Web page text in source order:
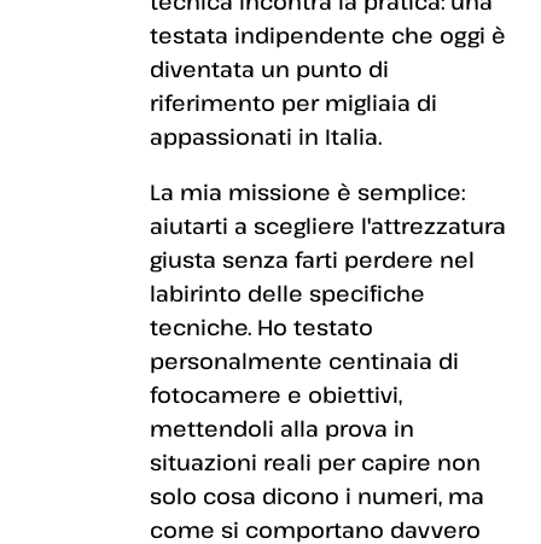
testata indipendente che oggi è
diventata un punto di
riferimento per migliaia di
appassionati in Italia.
La mia missione è semplice:
aiutarti a scegliere l'attrezzatura
giusta senza farti perdere nel
labirinto delle specifiche
tecniche. Ho testato
personalmente centinaia di
fotocamere e obiettivi,
mettendoli alla prova in
situazioni reali per capire non
solo cosa dicono i numeri, ma
come si comportano davvero